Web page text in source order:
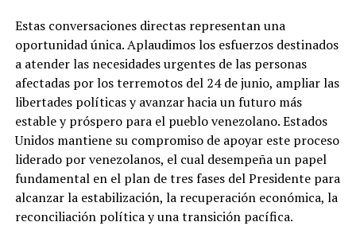
Estas conversaciones directas representan una
oportunidad única. Aplaudimos los esfuerzos destinados
a atender las necesidades urgentes de las personas
afectadas por los terremotos del 24 de junio, ampliar las
libertades políticas y avanzar hacia un futuro más
estable y próspero para el pueblo venezolano. Estados
Unidos mantiene su compromiso de apoyar este proceso
liderado por venezolanos, el cual desempeña un papel
fundamental en el plan de tres fases del Presidente para
alcanzar la estabilización, la recuperación económica, la
reconciliación política y una transición pacífica.